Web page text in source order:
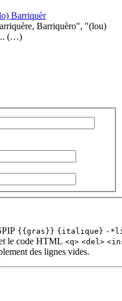
Barriquèr
Barriquèro", "(lou)
(…)
{{gras}} {italique} -
le code HTML <q> <del>
des lignes vides.